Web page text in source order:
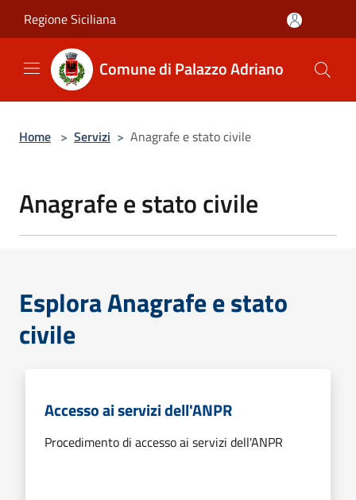
Regione Siciliana
Comune di Palazzo Adriano
Home > Servizi > Anagrafe e stato civile
Anagrafe e stato civile
Esplora Anagrafe e stato
civile
Accesso ai servizi dell'ANPR
Procedimento di accesso ai servizi dell'ANPR